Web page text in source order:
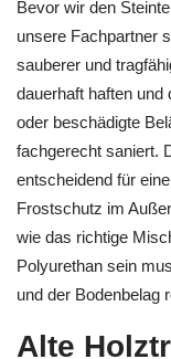
Bevor wir den
unsere Fachpartner
sauberer und
dauerhaft haften und
oder beschädigte
fachgerecht saniert.
entscheidend für
Frostschutz im
wie das richtige
Polyurethan sein
und der Bodenbelag
Alte